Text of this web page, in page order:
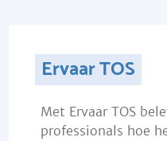
Ervaar TOS
Met Ervaar TOS
professionals hoe